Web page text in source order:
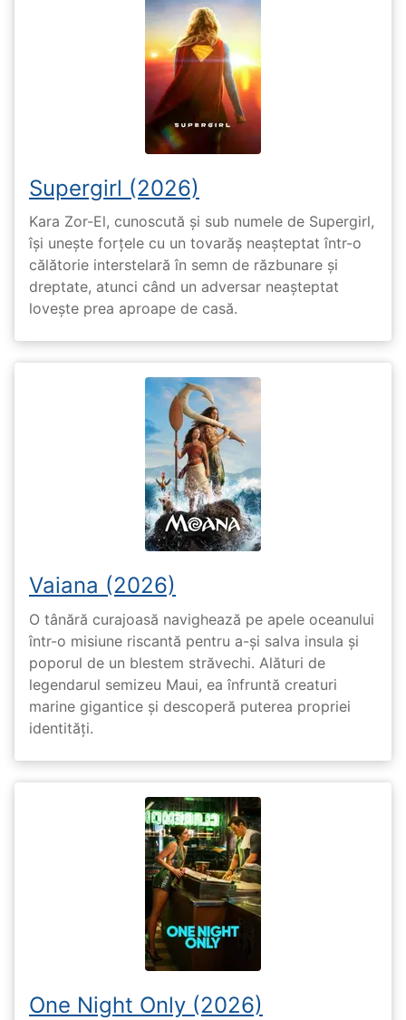
Supergirl (2026)
Kara Zor-El, cunoscută și sub numele de Supergirl,
își unește forțele cu un tovarăș neașteptat într-o
călătorie interstelară în semn de răzbunare și
dreptate, atunci când un adversar neașteptat
lovește prea aproape de casă.
Vaiana (2026)
O tânără curajoasă navighează pe apele oceanului
într-o misiune riscantă pentru a-și salva insula și
poporul de un blestem străvechi. Alături de
legendarul semizeu Maui, ea înfruntă creaturi
marine gigantice și descoperă puterea propriei
identități.
One Night Only (2026)